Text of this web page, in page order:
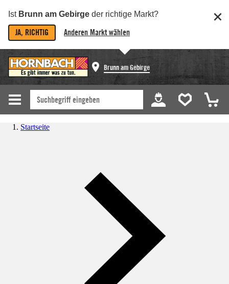
Ist Brunn am Gebirge der richtige Markt?
JA, RICHTIG Anderen Markt wählen
Brunn am Gebirge
Startseite